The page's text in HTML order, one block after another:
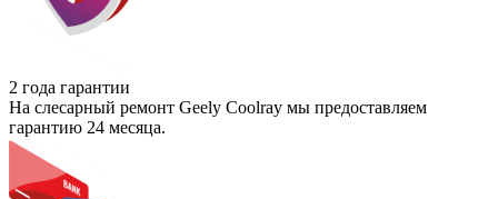
2 года гарантии
На слесарный ремонт Geely Coolray мы предоставляем
гарантию 24 месяца.